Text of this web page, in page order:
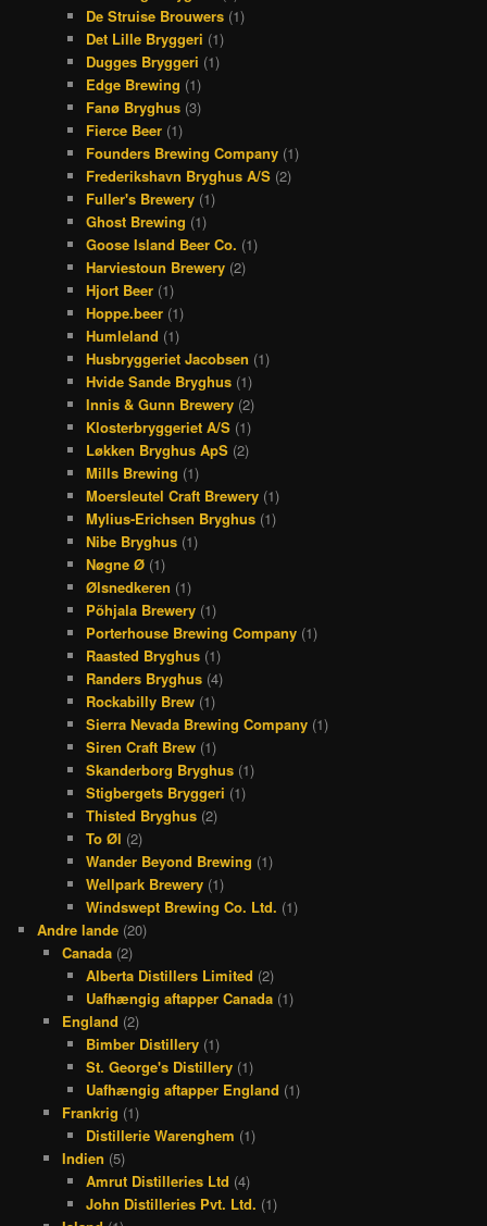
De Struise Brouwers (1)
Det Lille Bryggeri (1)
Dugges Bryggeri (1)
Edge Brewing (1)
Fanø Bryghus (3)
Fierce Beer (1)
Founders Brewing Company (1)
Frederikshavn Bryghus A/S (2)
Fuller's Brewery (1)
Ghost Brewing (1)
Goose Island Beer Co. (1)
Harviestoun Brewery (2)
Hjort Beer (1)
Hoppe.beer (1)
Humleland (1)
Husbryggeriet Jacobsen (1)
Hvide Sande Bryghus (1)
Innis & Gunn Brewery (2)
Klosterbryggeriet A/S (1)
Løkken Bryghus ApS (2)
Mills Brewing (1)
Moersleutel Craft Brewery (1)
Mylius-Erichsen Bryghus (1)
Nibe Bryghus (1)
Nøgne Ø (1)
Ølsnedkeren (1)
Põhjala Brewery (1)
Porterhouse Brewing Company (1)
Raasted Bryghus (1)
Randers Bryghus (4)
Rockabilly Brew (1)
Sierra Nevada Brewing Company (1)
Siren Craft Brew (1)
Skanderborg Bryghus (1)
Stigbergets Bryggeri (1)
Thisted Bryghus (2)
To Øl (2)
Wander Beyond Brewing (1)
Wellpark Brewery (1)
Windswept Brewing Co. Ltd. (1)
Andre lande (20)
Canada(2)
Alberta Distillers Limited (2)
Uafhængig aftapper Canada (1)
England (2)
Bimber Distillery (1)
St. George's Distillery (1)
Uafhængig aftapper England (1)
Frankrig (1)
Distillerie Warenghem (1)
Indien (5)
Amrut Distilleries Ltd (4)
John Distilleries Pvt. Ltd. (1)